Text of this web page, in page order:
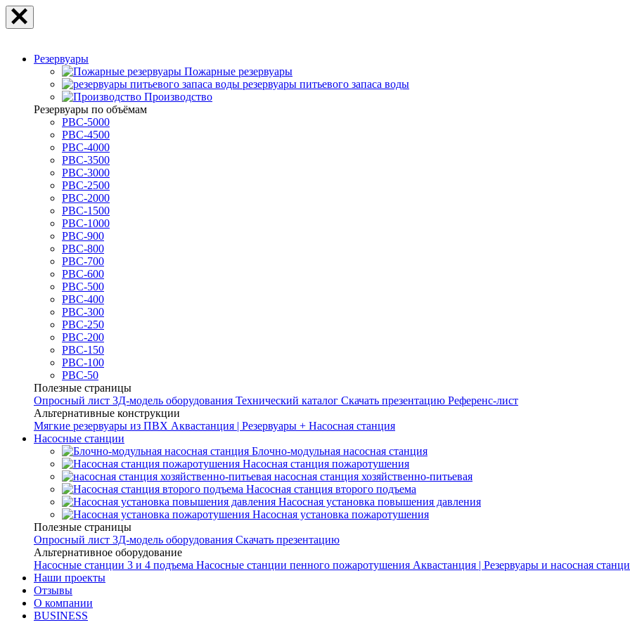
Резервуары
Пожарные резервуары
резервуары питьевого запаса воды
Производство
Резервуары по объёмам
РВС-5000
РВС-4500
РВС-4000
РВС-3500
РВС-3000
РВС-2500
РВС-2000
РВС-1500
РВС-1000
РВС-900
РВС-800
РВС-700
РВС-600
РВС-500
РВС-400
РВС-300
РВС-250
РВС-200
РВС-150
РВС-100
РВС-50
Полезные страницы
Опросный лист 3Д-модель оборудования Технический каталог Скачать презентацию Референс-лист
Альтернативные конструкции
Мягкие резервуары из ПВХ Аквастанция | Резервуары + Насосная станция
Насосные станции
Блочно-модульная насосная станция
Насосная станция пожаротушения
насосная станция хозяйственно-питьевая
Насосная станция второго подъема
Насосная установка повышения давления
Насосная установка пожаротушения
Полезные страницы
Опросный лист 3Д-модель оборудования Скачать презентацию
Альтернативное оборудование
Насосные станции 3 и 4 подъема Насосные станции пенного пожаротушения Аквастанция | Резервуары и насосная
Наши проекты
Отзывы
О компании
BUSINESS